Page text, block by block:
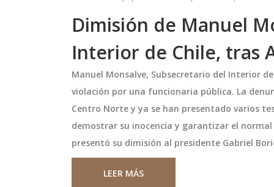
Dimisión de Manuel
Interior de Chile, tras
Manuel Monsalve, Subsecretario del Interior
violación por una funcionaria pública. La
Centro Norte y ya se han presentado varios
demostrar su inocencia y garantizar el
presentó su dimisión al presidente Gabriel
LEER MÁS
Homenaje a
GTD cede el 49 % de su filial
centros de datos a